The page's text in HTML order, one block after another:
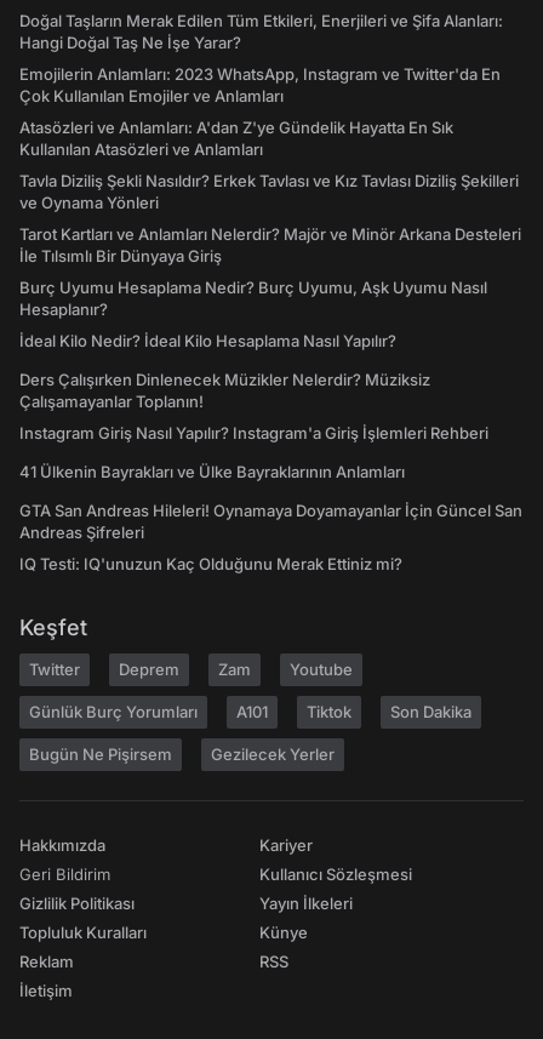
Doğal Taşların Merak Edilen Tüm Etkileri, Enerjileri ve Şifa Alanları:
Hangi Doğal Taş Ne İşe Yarar?
Emojilerin Anlamları: 2023 WhatsApp, Instagram ve Twitter'da En
Çok Kullanılan Emojiler ve Anlamları
Atasözleri ve Anlamları: A'dan Z'ye Gündelik Hayatta En Sık
Kullanılan Atasözleri ve Anlamları
Tavla Diziliş Şekli Nasıldır? Erkek Tavlası ve Kız Tavlası Diziliş Şekilleri
ve Oynama Yönleri
Tarot Kartları ve Anlamları Nelerdir? Majör ve Minör Arkana Desteleri
İle Tılsımlı Bir Dünyaya Giriş
Burç Uyumu Hesaplama Nedir? Burç Uyumu, Aşk Uyumu Nasıl
Hesaplanır?
İdeal Kilo Nedir? İdeal Kilo Hesaplama Nasıl Yapılır?
Ders Çalışırken Dinlenecek Müzikler Nelerdir? Müziksiz
Çalışamayanlar Toplanın!
Instagram Giriş Nasıl Yapılır? Instagram'a Giriş İşlemleri Rehberi
41 Ülkenin Bayrakları ve Ülke Bayraklarının Anlamları
GTA San Andreas Hileleri! Oynamaya Doyamayanlar İçin Güncel San
Andreas Şifreleri
IQ Testi: IQ'unuzun Kaç Olduğunu Merak Ettiniz mi?
Keşfet
Twitter Deprem Zam Youtube
Günlük Burç Yorumları A101 Tiktok Son Dakika
Bugün Ne Pişirsem Gezilecek Yerler
Hakkımızda
Geri Bildirim
Gizlilik Politikası
Topluluk Kuralları
Reklam
İletişim
Kariyer
Kullanıcı Sözleşmesi
Yayın İlkeleri
Künye
RSS